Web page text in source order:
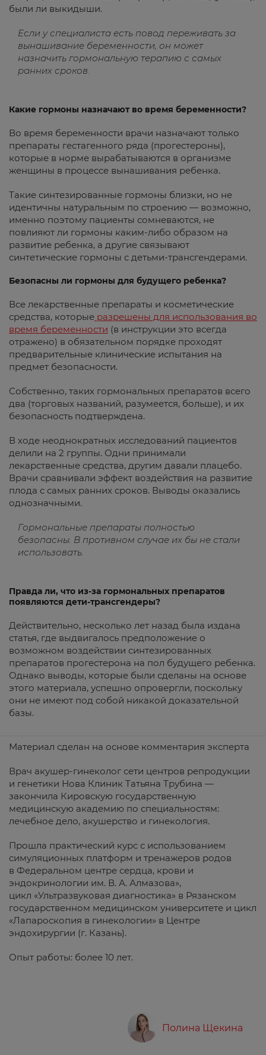
были ли выкидыши.
Если у специалиста есть повод переживать за
вынашивание беременности, он может
назначить гормональную терапию с самых
ранних сроков.
Какие гормоны назначают во время беременности?
Во время беременности врачи назначают только
препараты гестагенного ряда (прогестероны),
которые в норме вырабатываются в организме
женщины в процессе вынашивания ребенка.
Такие синтезированные гормоны близки, но не
идентичны натуральным по строению — возможно,
именно поэтому пациенты сомневаются, не
повлияют ли гормоны каким-либо образом на
развитие ребенка, а другие связывают
синтетические гормоны с детьми-трансгендерами.
Безопасны ли гормоны для будущего ребенка?
Все лекарственные препараты и косметические
средства, которые разрешены для использования во
время беременности (в инструкции это всегда
отражено) в обязательном порядке проходят
предварительные клинические испытания на
предмет безопасности.
Собственно, таких гормональных препаратов всего
два (торговых названий, разумеется, больше), и их
безопасность подтверждена.
В ходе неоднократных исследований пациентов
делили на 2 группы. Одни принимали
лекарственные средства, другим давали плацебо.
Врачи сравнивали эффект воздействия на развитие
плода с самых ранних сроков. Выводы оказались
однозначными.
Гормональные препараты полностью
безопасны. В противном случае их бы не стали
использовать.
Правда ли, что из-за гормональных препаратов
появляются дети-трансгендеры?
Действительно, несколько лет назад была издана
статья, где выдвигалось предположение о
возможном воздействии синтезированных
препаратов прогестерона на пол будущего ребенка.
Однако выводы, которые были сделаны на основе
этого материала, успешно опровергли, поскольку
они не имеют под собой никакой доказательной
базы.
Материал сделан на основе комментария эксперта
Врач акушер-гинеколог сети центров репродукции
и генетики Нова Клиник Татьяна Трубина —
закончила Кировскую государственную
медицинскую академию по специальностям:
лечебное дело, акушерство и гинекология.
Прошла практический курс с использованием
симуляционных платформ и тренажеров родов
в Федеральном центре сердца, крови и
эндокринологии им. В. А. Алмазова»,
цикл «Ультразвуковая диагностика» в Рязанском
государственном медицинском университете и цикл
«Лапароскопия в гинекологии» в Центре
эндохирургии (г. Казань).
Опыт работы: более 10 лет.
Полина Щекина